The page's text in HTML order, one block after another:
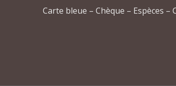
Carte bleue – Chèque – Espèces –